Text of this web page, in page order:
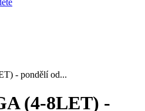
- pondělí od...
(4-8LET) -